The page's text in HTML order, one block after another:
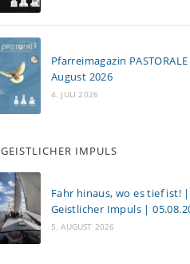
Pfarreimagazin
August 2026
4. JULI 2026
GEISTLICHER IMPULS
Fahr hinaus, wo es tief ist! |
Geistlicher Impuls |
5. AUGUST 2026